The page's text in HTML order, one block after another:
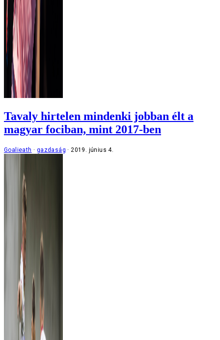
Tavaly hirtelen mindenki jobban élt a
magyar fociban, mint 2017-ben
Goalieath gazdaság 2019. június 4.